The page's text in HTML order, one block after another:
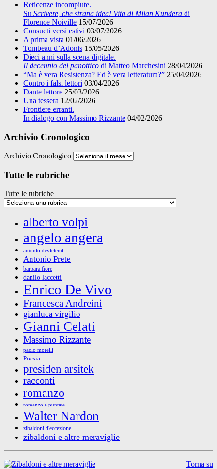
Reticenze incompiute.
Su Scrivere, che strana idea! Vita di Milan Kundera di
Florence Noiville 15/07/2026
Consueti versi estivi 03/07/2026
A prima vista 01/06/2026
Tombeau d’Adonis 15/05/2026
Dieci anni sulla scena digitale.
Il decennio del panottico di Matteo Marchesini 28/04/2026
“Ma è vera Resistenza? Ed è vera letteratura?” 25/04/2026
Contro i falsi lettori 03/04/2026
Dante lettore 25/03/2026
Una tessera 12/02/2026
Frontiere erranti.
In dialogo con Massimo Rizzante 04/02/2026
Archivio Cronologico
Archivio Cronologico
Tutte le rubriche
Tutte le rubriche
alberto volpi
angelo angera
antonio devicienti
Antonio Prete
barbara fiore
danilo laccetti
Enrico De Vivo
Francesca Andreini
gianluca virgilio
Gianni Celati
Massimo Rizzante
paolo morelli
Poesia
presiden arsitek
racconti
romanzo
romanzo a puntate
Walter Nardon
zibaldoni d'eccezione
zibaldoni e altre meraviglie
Torna su